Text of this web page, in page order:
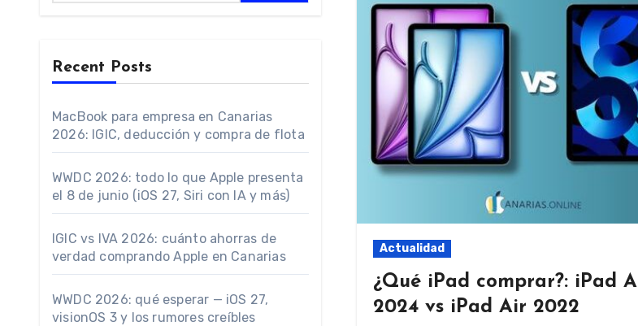
Recent Posts
MacBook para empresa en Canarias
2026: IGIC, deducción y compra de flota
WWDC 2026: todo lo que Apple presenta
el 8 de junio (iOS 27, Siri con IA y más)
IGIC vs IVA 2026: cuánto ahorras de
verdad comprando Apple en Canarias
WWDC 2026: qué esperar — iOS 27,
visionOS 3 y los rumores creíbles
Actualidad
¿Qué iPad comprar?: iPad
2024 vs iPad Air 2022